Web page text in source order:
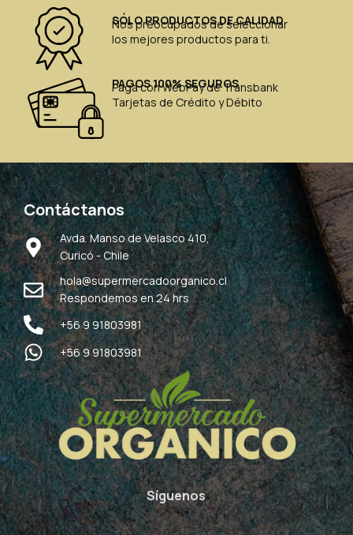
SÓLO PRODUCTOS DE CALIDAD
Nos preocupados de seleccionar
los mejores productos para ti.
PAGOS 100% SEGUROS
Paga con WebPay de Transbank
Tarjetas de Crédito y Débito
Contáctanos
Avda. Manso de Velasco 410,
Curicó - Chile
hola@supermercadoorganico.cl
Respondemos en 24 hrs
+56 9 91803981
+56 9 91803981
Síguenos